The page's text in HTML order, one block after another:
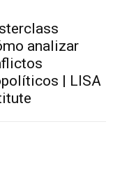
analizar
| LISA